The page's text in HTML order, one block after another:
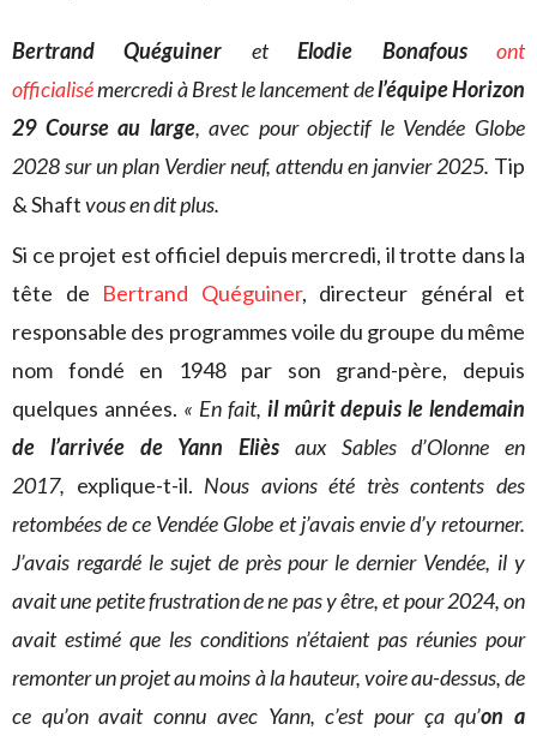
Bertrand Quéguiner etElodie Bonafous
ont
officialisémercredi à Brest le lancement del’équipe Horizon
29 Course au large, avec pour objectif le Vendée Globe
2028 sur un plan Verdier neuf, attendu en janvier 2025. Tip
& Shaftvous en dit plus.
Si ce projet est officiel depuis mercredi, il trotte dans la
tête de Bertrand Quéguiner, directeur général et
responsable des programmes voile du groupe du même
nom fondé en 1948 par son grand-père, depuis
quelques années. « En fait, il mûrit depuis le lendemain
de l’arrivée de Yann Eliès aux Sables d’Olonne en
2017, explique-t-il. Nous avions été très contents des
retombées de ce Vendée Globe et j’avais envie d’y retourner.
J’avais regardé le sujet de près pour le dernier Vendée, il y
avait une petite frustration de ne pas y être, et pour 2024, on
avait estimé que les conditions n’étaient pas réunies pour
remonter un projet au moins à la hauteur, voire au-dessus, de
ce qu’on avait connu avec Yann, c’est pour ça qu’on a